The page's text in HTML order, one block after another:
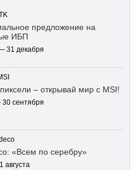
предложение на
ИБП
31 декабря
– открывай мир с MSI!
30 сентября
«Всем по серебру»
августа